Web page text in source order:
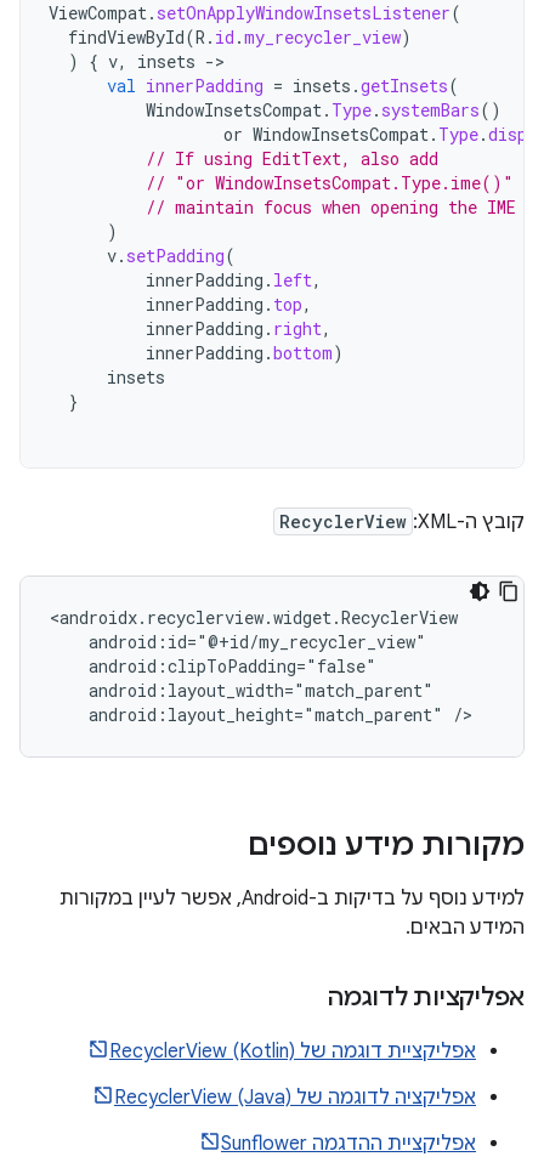
ViewCompat. setOnApplyWindowInsetsListener(
findViewById(R . id .my_recycler_view)
)
{ v, insets ->
val innerPadding = insets .getInsets(
WindowInsetsCompat. Type. systemBars()
or WindowInsetsCompat. Type.
// If using EditText, also add
// "or WindowInsetsCompat.Type.ime()" to
// maintain focus when opening the IME
)
v. setPadding(
innerPadding . left,
innerPadding . top,
innerPadding . right,
innerPadding .bottom)
insets
}
קובץ ה-XML‏: RecyclerView
android:layout_height="match_parent"
מקורות מידע נוספים
למידע נוסף על בדיקות ב-Android, אפשר לעיין במקורות
המידע הבאים.
אפליקציות לדוגמה
אפליקציית דוגמה של RecyclerView (Kotlin)
אפליקציה לדוגמה של RecyclerView (Java)
אפליקציית ההדגמה Sunflower